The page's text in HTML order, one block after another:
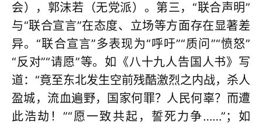
会），郭沫若（无党派）。第三，“联合声明”
与“联合宣言”在态度、立场等方面存在显著差
异。“联合宣言”多表现为“呼吁”“质问”“愤怒”
“反对”“请愿”等。如《八十九人告国人书》写
道：“竟至东北发生空前残酷激烈之内战，杀人
盈城，流血遍野，国家何罪？人民何辜？而遭
此浩劫！”“愿一致共起，誓死力争……”；如